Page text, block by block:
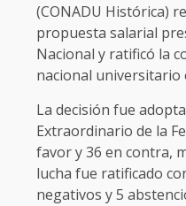
(CONADU Histórica)
propuesta salarial
Nacional y ratificó la
nacional universitario
La decisión fue
Extraordinario de la
favor y 36 en contra,
lucha fue ratificado
negativos y 5